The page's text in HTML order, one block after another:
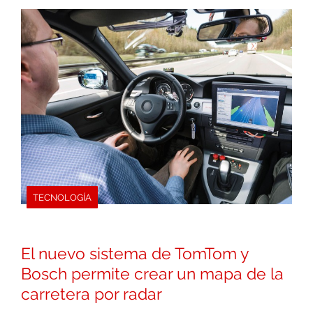
TECNOLOGÍA
El nuevo sistema de TomTom y
Bosch permite crear un mapa de la
carretera por radar